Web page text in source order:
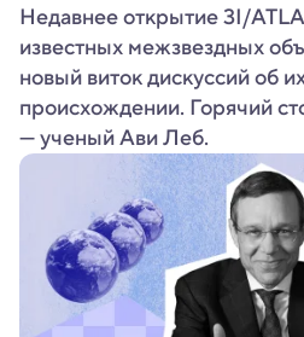
Недавнее открытие 3I/
известных межзвездных
новый виток дискуссий об
происхождении. Горячий
— ученый Ави Леб.